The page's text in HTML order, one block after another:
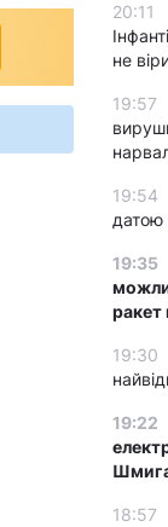
20:11
не
19:57
19:54
19:35
ракет
19:30
19:22
18:57